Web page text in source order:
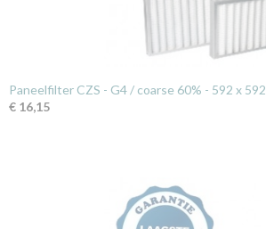
Paneelfilter CZS - G4 / coarse 60% - 592 x
€ 16,15